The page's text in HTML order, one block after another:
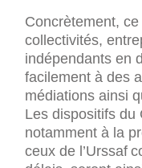
Concrètement,
collectivités,
indépendants en
facilement à des
médiations ainsi
Les dispositifs du
notamment à la
ceux de l’Urssaf